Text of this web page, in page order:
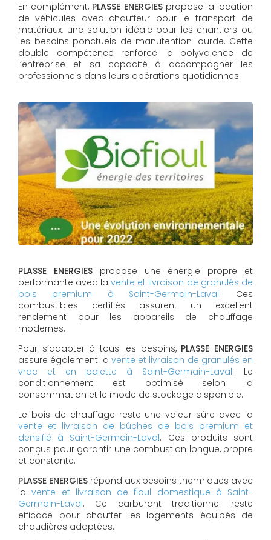
En complément, PLASSE ENERGIESpropose la location
de véhicules avec chauffeur pour le transport de
matériaux, une solution idéale pour les chantiers ou
les besoins ponctuels de manutention lourde. Cette
double compétence renforce la polyvalence de
l’entreprise et sa capacité à accompagner les
professionnels dans leurs opérations quotidiennes.
PLASSE ENERGIESpropose une énergie propre et
performante avec la vente et livraison de granulés de
bois premium à Saint-Germain-Laval. Ces
combustibles certifiés assurent un excellent
rendement pour les appareils de chauffage
modernes.
Pour s’adapter à tous les besoins, PLASSE ENERGIES
assure également la vente et livraison de granulés en
vrac et en palette à Saint-Germain-Laval. Le
conditionnement est optimisé selon la
consommation et le mode de stockage disponible.
Le bois de chauffage reste une valeur sûre avec la
vente et livraison de bûches de bois premium et
densifié à Saint-Germain-Laval. Ces produits sont
conçus pour garantir une combustion longue, propre
et constante.
PLASSE ENERGIES répond aux besoins thermiques avec
lavente et livraison de fioul domestique à Saint-
Germain-Laval. Ce carburant traditionnel reste
efficace pour chauffer les logements équipés de
chaudières adaptées.